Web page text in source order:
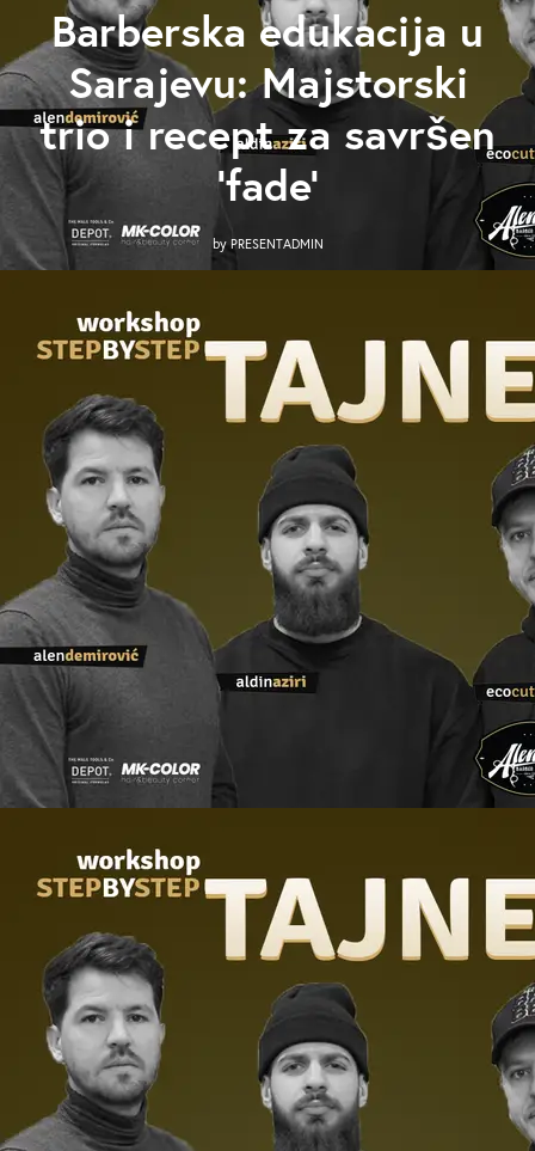
Barberska edukacija u
Sarajevu: Majstorski
trio i recept za savršen
‘fade’
by PRESENTADMIN